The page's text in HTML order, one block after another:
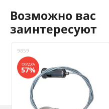
Возможно вас
заинтересуют
9859
СКИДКА
57%